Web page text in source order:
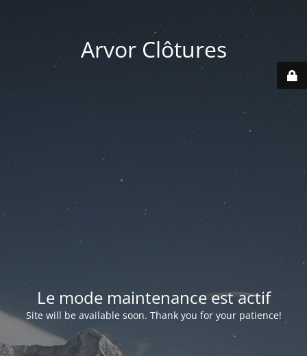
Arvor Clôtures
Le mode maintenance est actif
Site will be available soon. Thank you for your patience!